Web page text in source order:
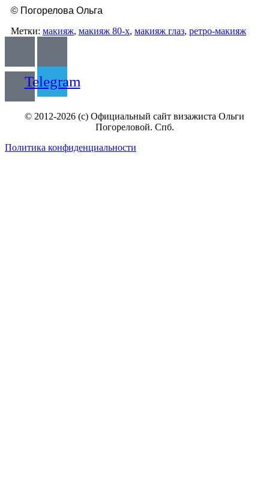
© Погорелова Ольга
Метки: макияж, макияж 80-х, макияж глаз, ретро-макияж
Telegram
© 2012-2026 (c) Официальный сайт визажиста Ольги
Погореловой. Спб.
Политика конфиденциальности